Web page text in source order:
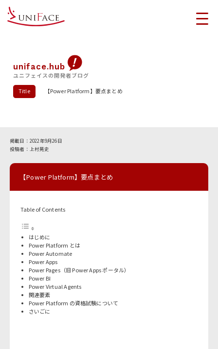
uniface.hub
ユニフェイスの開発者ブログ
Title 【Power Platform】要点まとめ
2022年9月26日
上村晃史
【Power Platform】要点まとめ
Table of Contents
はじめに
Power Platform とは
Power Automate
Power Apps
Power Pages（旧 Power Apps ポータル）
Power BI
Power Virtual Agents
関連要素
Power Platform の資格試験について
さいごに